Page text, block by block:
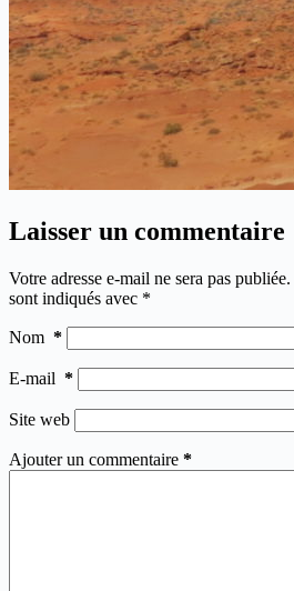
Laisser un commentaire
Votre adresse e-mail ne sera pas publiée.
sont indiqués avec *
Nom *
E-mail *
Site web
Ajouter un commentaire *